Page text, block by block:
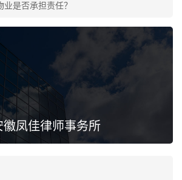
是否承担责任？
徽凤佳律师事务所